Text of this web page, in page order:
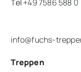
info@fuchs-
Haustüren
Schallschutz